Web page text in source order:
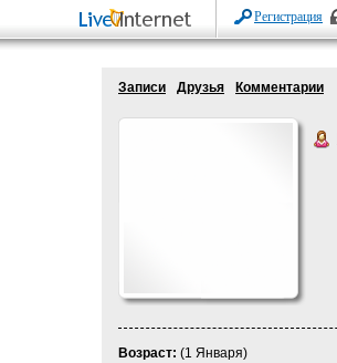
Регистрация
Записи Друзья Комментарии
Возраст: (1 Января)